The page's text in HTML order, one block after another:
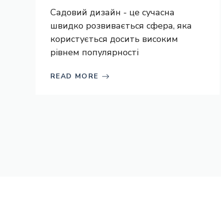
Садовий дизайн - це сучасна
швидко розвивається сфера, яка
користується досить високим
рівнем популярності
READ MORE